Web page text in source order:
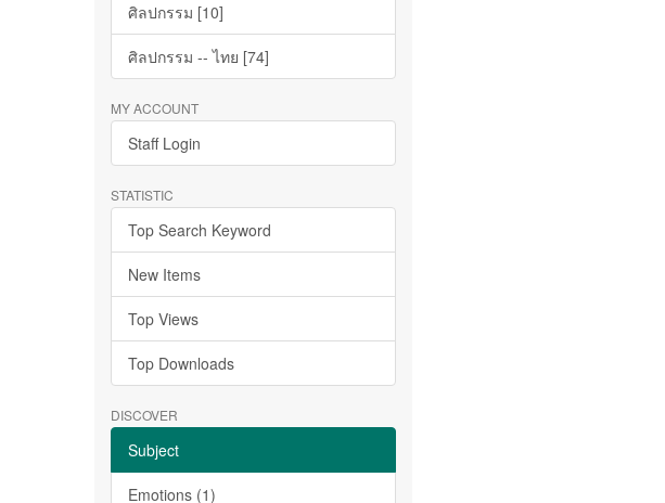
ศิลปกรรม [10]
ศิลปกรรม -- ไทย [74]
MY ACCOUNT
Staff Login
STATISTIC
Top Search Keyword
New Items
Top Views
Top Downloads
DISCOVER
Subject
Emotions (1)